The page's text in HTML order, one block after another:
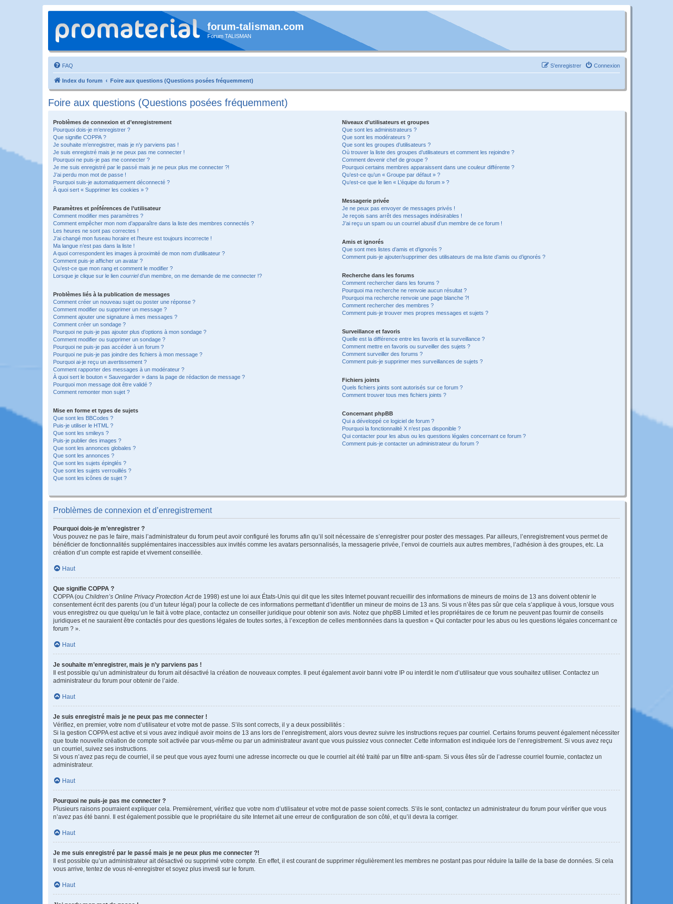
forum-talisman.com
Forum TALISMAN
FAQ Connexion
S’enregistrer
Index du forum Foire aux questions (Questions posées fréquemment)
Foire aux questions (Questions posées fréquemment)
Problèmes de connexion et d’enregistrement
Pourquoi dois-je m’enregistrer ?
Que signifie COPPA ?
Je souhaite m’enregistrer, mais je n’y parviens pas !
Je suis enregistré mais je ne peux pas me connecter !
Pourquoi ne puis-je pas me connecter ?
Je me suis enregistré par le passé mais je ne peux plus me connecter ?!
J’ai perdu mon mot de passe !
Pourquoi suis-je automatiquement déconnecté ?
À quoi sert « Supprimer les cookies » ?
Paramètres et préférences de l’utilisateur
Comment modifier mes paramètres ?
Comment empêcher mon nom d’apparaître dans la liste des membres connectés ?
Les heures ne sont pas correctes !
J’ai changé mon fuseau horaire et l’heure est toujours incorrecte !
Ma langue n’est pas dans la liste !
A quoi correspondent les images à proximité de mon nom d’utilisateur ?
Comment puis-je afficher un avatar ?
Qu’est-ce que mon rang et comment le modifier ?
Lorsque je clique sur le lien courrield’un membre, on me demande de me connecter !?
Problèmes liés à la publication de messages
Comment créer un nouveau sujet ou poster une réponse ?
Comment modifier ou supprimer un message ?
Comment ajouter une signature à mes messages ?
Comment créer un sondage ?
Pourquoi ne puis-je pas ajouter plus d’options à mon sondage ?
Comment modifier ou supprimer un sondage ?
Pourquoi ne puis-je pas accéder à un forum ?
Pourquoi ne puis-je pas joindre des fichiers à mon message ?
Pourquoi ai-je reçu un avertissement ?
Comment rapporter des messages à un modérateur ?
À quoi sert le bouton « Sauvegarder » dans la page de rédaction de message ?
Pourquoi mon message doit être validé ?
Comment remonter mon sujet ?
Mise en forme et types de sujets
Que sont les BBCodes ?
Puis-je utiliser le HTML ?
Que sont les smileys ?
Puis-je publier des images ?
Que sont les annonces globales ?
Que sont les annonces ?
Que sont les sujets épinglés ?
Que sont les sujets verrouillés ?
Que sont les icônes de sujet ?
Niveaux d’utilisateurs et groupes
Que sont les administrateurs ?
Que sont les modérateurs ?
Que sont les groupes d’utilisateurs ?
Où trouver la liste des groupes d’utilisateurs et comment les rejoindre ?
Comment devenir chef de groupe ?
Pourquoi certains membres apparaissent dans une couleur différente ?
Qu’est-ce qu’un « Groupe par défaut » ?
Qu’est-ce que le lien « L’équipe du forum » ?
Messagerie privée
Je ne peux pas envoyer de messages privés !
Je reçois sans arrêt des messages indésirables !
J’ai reçu un spam ou un courriel abusif d’un membre de ce forum !
Amis et ignorés
Que sont mes listes d’amis et d’ignorés ?
Comment puis-je ajouter/supprimer des utilisateurs de ma liste d’amis ou d’ignorés ?
Recherche dans les forums
Comment rechercher dans les forums ?
Pourquoi ma recherche ne renvoie aucun résultat ?
Pourquoi ma recherche renvoie une page blanche ?!
Comment rechercher des membres ?
Comment puis-je trouver mes propres messages et sujets ?
Surveillance et favoris
Quelle est la différence entre les favoris et la surveillance ?
Comment mettre en favoris ou surveiller des sujets ?
Comment surveiller des forums ?
Comment puis-je supprimer mes surveillances de sujets ?
Fichiers joints
Quels fichiers joints sont autorisés sur ce forum ?
Comment trouver tous mes fichiers joints ?
Concernant phpBB
Qui a développé ce logiciel de forum ?
Pourquoi la fonctionnalité X n’est pas disponible ?
Qui contacter pour les abus ou les questions légales concernant ce forum ?
Comment puis-je contacter un administrateur du forum ?
Problèmes de connexion et d’enregistrement
Pourquoi dois-je m’enregistrer ?
Vous pouvez ne pas le faire, mais l’administrateur du forum peut avoir configuré les forums afin qu’il soit nécessaire de s’enregistrer pour poster des messages. Par ailleurs, l’enregistrement vous permet de
bénéficier de fonctionnalités supplémentaires inaccessibles aux invités comme les avatars personnalisés, la messagerie privée, l’envoi de courriels aux autres membres, l’adhésion à des groupes, etc. La
création d’un compte est rapide et vivement conseillée.
Haut
Que signifie COPPA ?
COPPA (ou Children’s Online Privacy Protection Actde 1998) est une loi aux États-Unis qui dit que les sites Internet pouvant recueillir des informations de mineurs de moins de 13 ans doivent obtenir le
consentement écrit des parents (ou d’un tuteur légal) pour la collecte de ces informations permettant d’identifier un mineur de moins de 13 ans. Si vous n’êtes pas sûr que cela s’applique à vous, lorsque vous
vous enregistrez ou que quelqu’un le fait à votre place, contactez un conseiller juridique pour obtenir son avis. Notez que phpBB Limited et les propriétaires de ce forum ne peuvent pas fournir de conseils
juridiques et ne sauraient être contactés pour des questions légales de toutes sortes, à l’exception de celles mentionnées dans la question « Qui contacter pour les abus ou les questions légales concernant ce
forum ? ».
Haut
Je souhaite m’enregistrer, mais je n’y parviens pas !
Il est possible qu’un administrateur du forum ait désactivé la création de nouveaux comptes. Il peut également avoir banni votre IP ou interdit le nom d’utilisateur que vous souhaitez utiliser. Contactez un
administrateur du forum pour obtenir de l’aide.
Haut
Je suis enregistré mais je ne peux pas me connecter !
Vérifiez, en premier, votre nom d’utilisateur et votre mot de passe. S’ils sont corrects, il y a deux possibilités :
Si la gestion COPPA est active et si vous avez indiqué avoir moins de 13 ans lors de l’enregistrement, alors vous devrez suivre les instructions reçues par courriel. Certains forums peuvent également nécessiter
que toute nouvelle création de compte soit activée par vous-même ou par un administrateur avant que vous puissiez vous connecter. Cette information est indiquée lors de l’enregistrement. Si vous avez reçu
un courriel, suivez ses instructions.
Si vous n’avez pas reçu de courriel, il se peut que vous ayez fourni une adresse incorrecte ou que le courriel ait été traité par un filtre anti-spam. Si vous êtes sûr de l’adresse courriel fournie, contactez un
administrateur.
Haut
Pourquoi ne puis-je pas me connecter ?
Plusieurs raisons pourraient expliquer cela. Premièrement, vérifiez que votre nom d’utilisateur et votre mot de passe soient corrects. S’ils le sont, contactez un administrateur du forum pour vérifier que vous
n’avez pas été banni. Il est également possible que le propriétaire du site Internet ait une erreur de configuration de son côté, et qu’il devra la corriger.
Haut
Je me suis enregistré par le passé mais je ne peux plus me connecter ?!
Il est possible qu’un administrateur ait désactivé ou supprimé votre compte. En effet, il est courant de supprimer régulièrement les membres ne postant pas pour réduire la taille de la base de données. Si cela
vous arrive, tentez de vous ré-enregistrer et soyez plus investi sur le forum.
Haut